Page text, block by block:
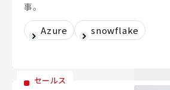
事。
Azure snowflake
セールス